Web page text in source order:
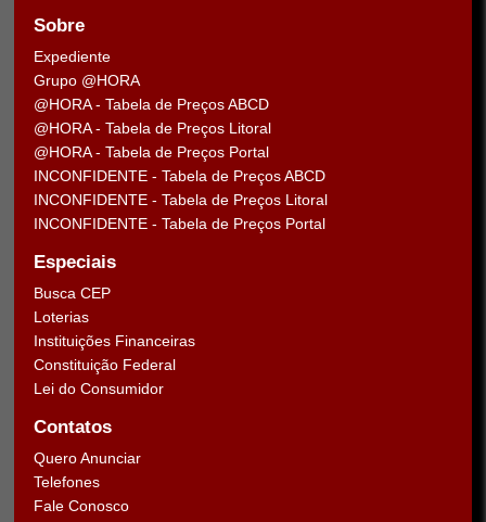
Sobre
Expediente
Grupo @HORA
@HORA - Tabela de Preços ABCD
@HORA - Tabela de Preços Litoral
@HORA - Tabela de Preços Portal
INCONFIDENTE - Tabela de Preços ABCD
INCONFIDENTE - Tabela de Preços Litoral
INCONFIDENTE - Tabela de Preços Portal
Especiais
Busca CEP
Loterias
Instituições Financeiras
Constituição Federal
Lei do Consumidor
Contatos
Quero Anunciar
Telefones
Fale Conosco